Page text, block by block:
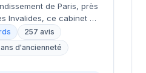
de Paris, près
Invalides, ce cabinet de
d'une localisation
la capitale. Installé
accompagne les
recrutements avec une
257 avis
d'ancienneté